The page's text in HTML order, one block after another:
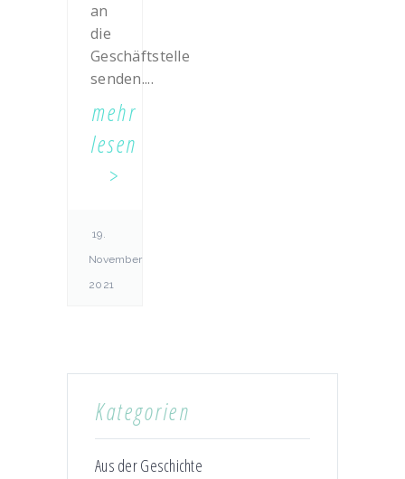
an
die
Geschäftstelle
senden....
mehr
lesen
19.
November
2021
Kategorien
Aus der Geschichte